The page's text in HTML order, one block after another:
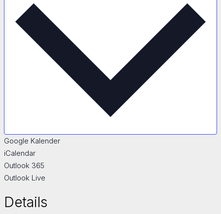
Google Kalender
iCalendar
Outlook 365
Outlook Live
Details